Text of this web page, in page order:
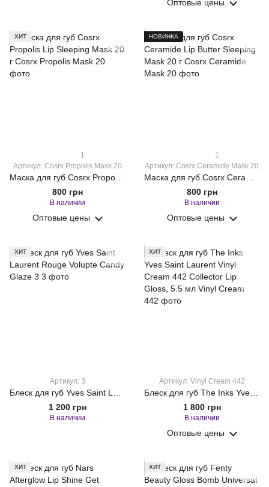
Оптовые цены
ХИТ
1
Артикул: Cosrx Propolis Mask 20
800 грн
В наличии
Оптовые цены
НОВИНКА
1
Артикул: Cosrx Ceramide Mask 20
800 грн
В наличии
Оптовые цены
ХИТ
Артикул: 3
1 200 грн
В наличии
ХИТ
Артикул: Vinyl Cream 442
1 800 грн
В наличии
Оптовые цены
ХИТ ХИТ